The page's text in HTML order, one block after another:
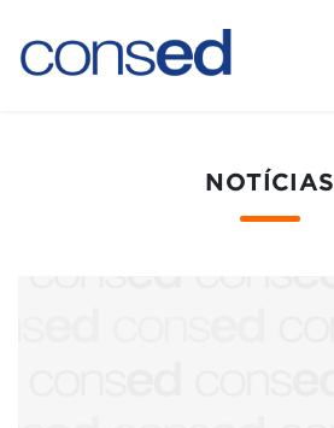
NOTÍCIAS